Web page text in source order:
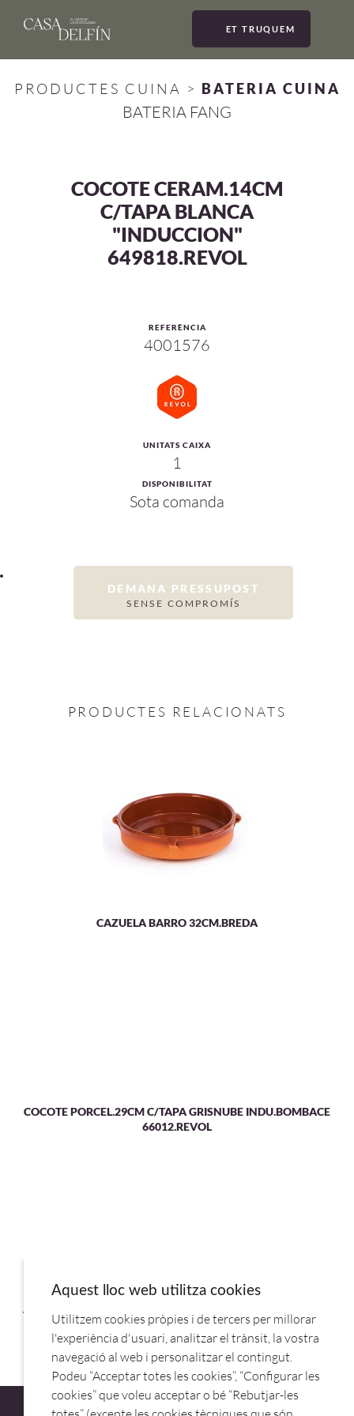
ET TRUQUEM
PRODUCTES CUINA > BATERIA CUINA
BATERIA FANG
COCOTE CERAM.14CM
C/TAPA BLANCA
"INDUCCION"
649818.REVOL
REFERÈNCIA
4001576
UNITATS CAIXA
1
DISPONIBILITAT
Sota comanda
DEMANA PRESSUPOST
SENSE COMPROMÍS
PRODUCTES RELACIONATS
CAZUELA BARRO 32CM.BREDA
COCOTE PORCEL.29CM C/TAPA GRISNUBE INDU.BOMBACE
66012.REVOL
TAPA GRISNUBE 660274 P/COCOTE PORCELANA BOMBACE
26CM.REVOL
Aquest lloc web utilitza cookies
Utilitzem cookies pròpies i de tercers per millorar
l'experiència d'usuari, analitzar el trànsit, la vostra
navegació al web i personalitzar el contingut.
Podeu “Acceptar totes les cookies”, “Configurar les
cookies” que voleu acceptar o bé “Rebutjar-les